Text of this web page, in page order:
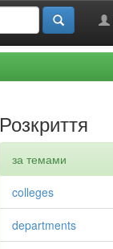
Розкриття
за темами
colleges
departments